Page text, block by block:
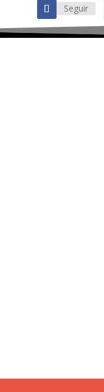
Seguir